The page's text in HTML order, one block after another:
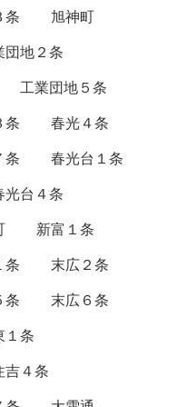
条
旭神町
団地２条
工業団地５条
条
春光４条
条
春光台１条
光台４条
新富１条
条
末広２条
条
末広６条
１条
吉４条